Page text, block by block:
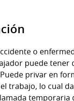
o
puede tener
privar en
trabajo, lo cual
temporaria